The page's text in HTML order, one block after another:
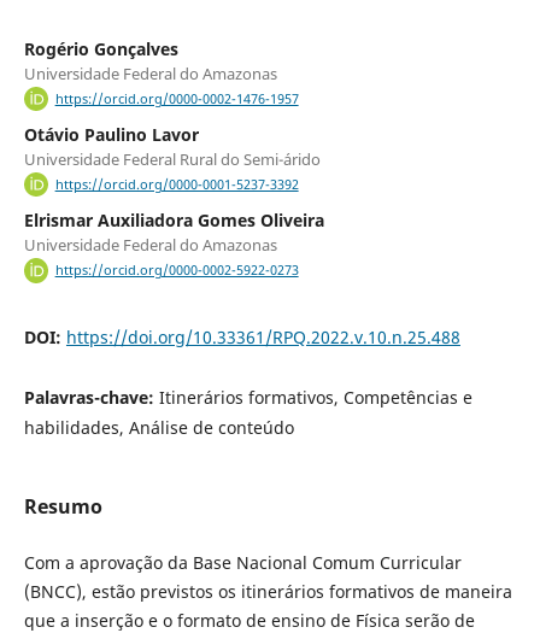
Rogério Gonçalves
Universidade Federal do Amazonas
https://orcid.org/0000-0002-1476-1957
Otávio Paulino Lavor
Universidade Federal Rural do Semi-árido
https://orcid.org/0000-0001-5237-3392
Elrismar Auxiliadora Gomes Oliveira
Universidade Federal do Amazonas
https://orcid.org/0000-0002-5922-0273
DOI: https://doi.org/10.33361/RPQ.2022.v.10.n.25.488
Palavras-chave: Itinerários formativos, Competências e
habilidades, Análise de conteúdo
Resumo
Com a aprovação da Base Nacional Comum Curricular
(BNCC), estão previstos os itinerários formativos de maneira
que a inserção e o formato de ensino de Física serão de